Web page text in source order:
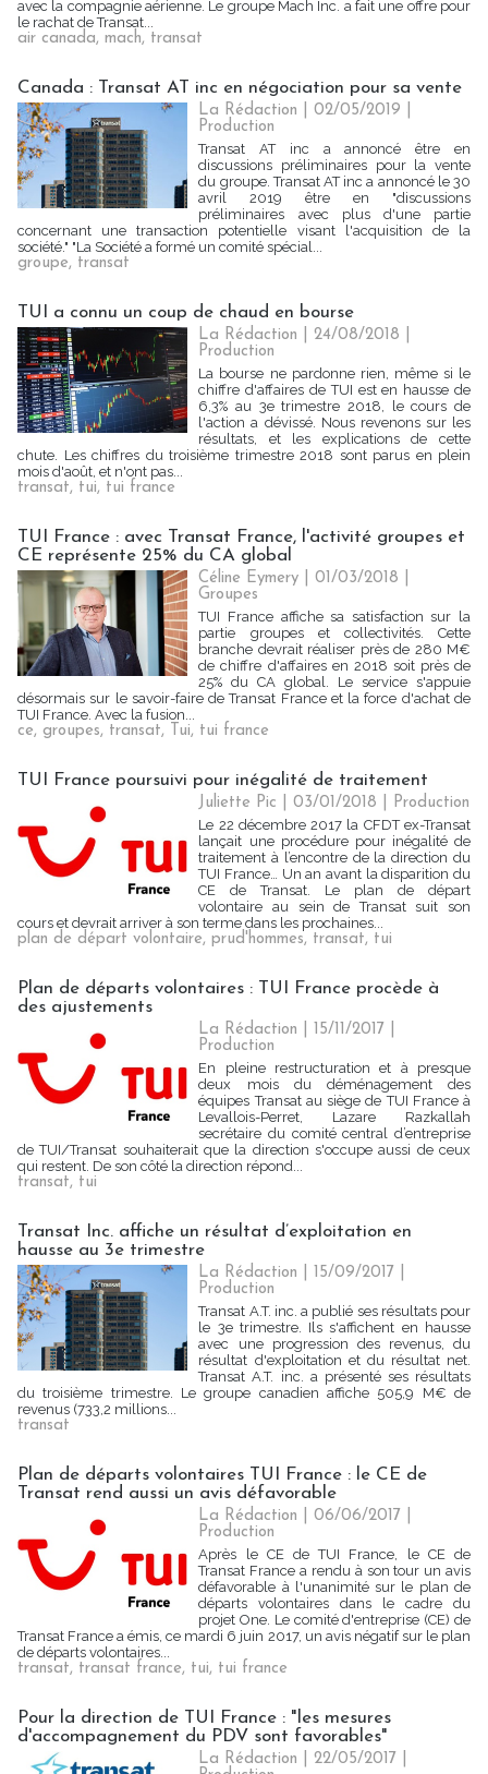
avec la compagnie aérienne. Le groupe Mach Inc. a fait une offre pour
le rachat de Transat...
air canada, mach, transat
Canada : Transat AT inc en négociation pour sa vente
La Rédaction | 02/05/2019
Production
Transat AT inc a annoncé être en
discussions préliminaires pour la vente
du groupe. Transat AT inc a annoncé le 30
avril 2019 être en "discussions
préliminaires avec plus d'une partie
concernant une transaction potentielle visant l'acquisition de la
société." "La Société a formé un comité spécial...
groupe, transat
TUI a connu un coup de chaud en bourse
La Rédaction | 24/08/2018
Production
La bourse ne pardonne rien, même si le
chiffre d'affaires de TUI est en hausse de
6,3% au 3e trimestre 2018, le cours de
l'action a dévissé. Nous revenons sur les
résultats, et les explications de cette
chute. Les chiffres du troisième trimestre 2018 sont parus en plein
mois d'août, et n'ont pas...
transat, tui, tui france
TUI France : avec Transat France, l'activité groupes et
CE représente 25% du CA global
Céline Eymery | 01/03/2018
Groupes
TUI France affiche sa satisfaction sur la
partie groupes et collectivités. Cette
branche devrait réaliser près de 280 M€
de chiffre d'affaires en 2018 soit près de
25% du CA global. Le service s'appuie
désormais sur le savoir-faire de Transat France et la force d'achat de
TUI France. Avec la fusion...
ce, groupes, transat, Tui, tui france
TUI France poursuivi pour inégalité de traitement
Juliette Pic | 03/01/2018
Production
Le 22 décembre 2017 la CFDT ex-Transat
lançait une procédure pour inégalité de
traitement à l’encontre de la direction du
TUI France… Un an avant la disparition du
CE de Transat. Le plan de départ
volontaire au sein de Transat suit son
cours et devrait arriver à son terme dans les prochaines...
plan de départ volontaire, prud'hommes, transat, tui
Plan de départs volontaires : TUI France procède à
des ajustements
La Rédaction | 15/11/2017
Production
En pleine restructuration et à presque
deux mois du déménagement des
équipes Transat au siège de TUI France à
Levallois-Perret, Lazare Razkallah
secrétaire du comité central d’entreprise
de TUI/Transat souhaiterait que la direction s'occupe aussi de ceux
qui restent. De son côté la direction répond...
transat, tui
Transat Inc. affiche un résultat d’exploitation en
hausse au 3e trimestre
La Rédaction | 15/09/2017
Production
Transat A.T. inc. a publié ses résultats pour
le 3e trimestre. Ils s'affichent en hausse
avec une progression des revenus, du
résultat d'exploitation et du résultat net.
Transat A.T. inc. a présenté ses résultats
du troisième trimestre. Le groupe canadien affiche 505,9 M€ de
revenus (733,2 millions...
transat
Plan de départs volontaires TUI France : le CE de
Transat rend aussi un avis défavorable
La Rédaction | 06/06/2017
Production
Après le CE de TUI France, le CE de
Transat France a rendu à son tour un avis
défavorable à l'unanimité sur le plan de
départs volontaires dans le cadre du
projet One. Le comité d'entreprise (CE) de
Transat France a émis, ce mardi 6 juin 2017, un avis négatif sur le plan
de départs volontaires...
transat, transat france, tui, tui france
Pour la direction de TUI France : "les mesures
d'accompagnement du PDV sont favorables"
La Rédaction | 22/05/2017